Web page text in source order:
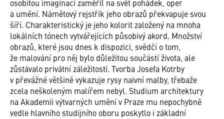
osobitou imaginaci zaměřil na svět pohádek, oper
a umění. Námětový rejstřík jeho obrazů překvapuje svou
šíří. Charakteristický je jeho kolorit založený na mnoha
lokálních tónech vytvářejících působivý akord. Množství
obrazů, které jsou dnes k dispozici, svědčí o tom,
že malování pro něj bylo důležitou součástí života, ale
zůstávalo privátní záležitostí. Tvorba Josefa Kotrby
v převážné většině vykazuje rysy naivní malby, třebaže
zcela neškoleným malířem nebyl. Studium architektury
na Akademii výtvarných umění v Praze mu nepochybně
vedle hlavního studijního oboru poskytlo i základní